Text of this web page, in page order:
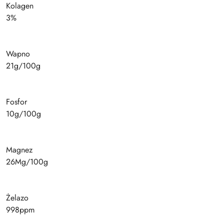
Kolagen
3%
Wapno
21g/100g
Fosfor
10g/100g
Magnez
26Mg/100g
Żelazo
998ppm